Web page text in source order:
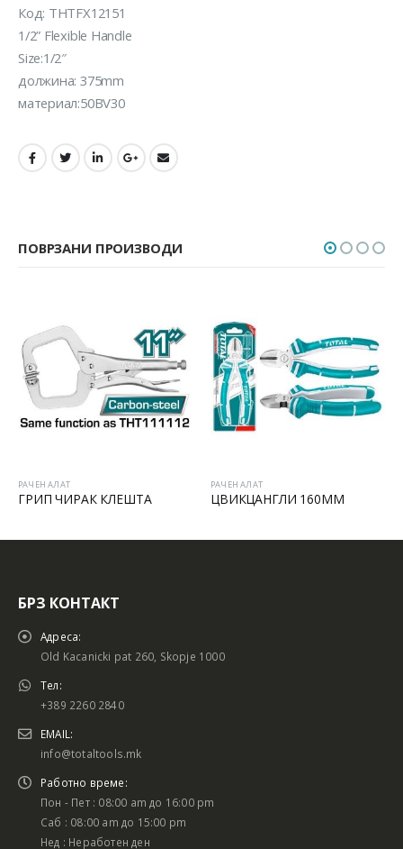
Код: THTFX12151
1/2” Flexible Handle
Size:1/2″
должина: 375mm
материал:50BV30
ПОВРЗАНИ ПРОИЗВОДИ
РАЧЕН АЛАТ
ГРИП ЧИРАК КЛЕШТА
РАЧЕН АЛАТ
ЦВИКЦАНГЛИ 160MM
БРЗ КОНТАКТ
Адреса:
Old Kacanicki pat 260, Skopje 1000
Тел:
+389 2260 2840
EMAIL:
info@totaltools.mk
Работно време:
Пон - Пет : 08:00 am до 16:00 pm
Саб : 08:00 am до 15:00 pm
Нед : Неработен ден